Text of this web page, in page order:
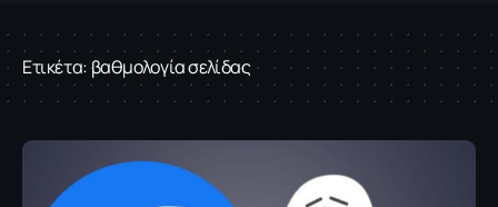
Ετικέτα:βαθμολογία σελίδας